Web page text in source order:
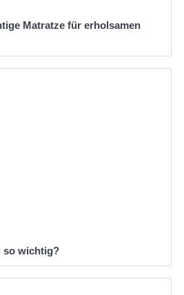
Matratze für erholsamen
so wichtig?